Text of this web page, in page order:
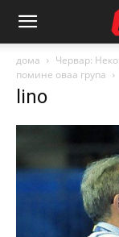
дома
Червар:
помине оваа група
lino